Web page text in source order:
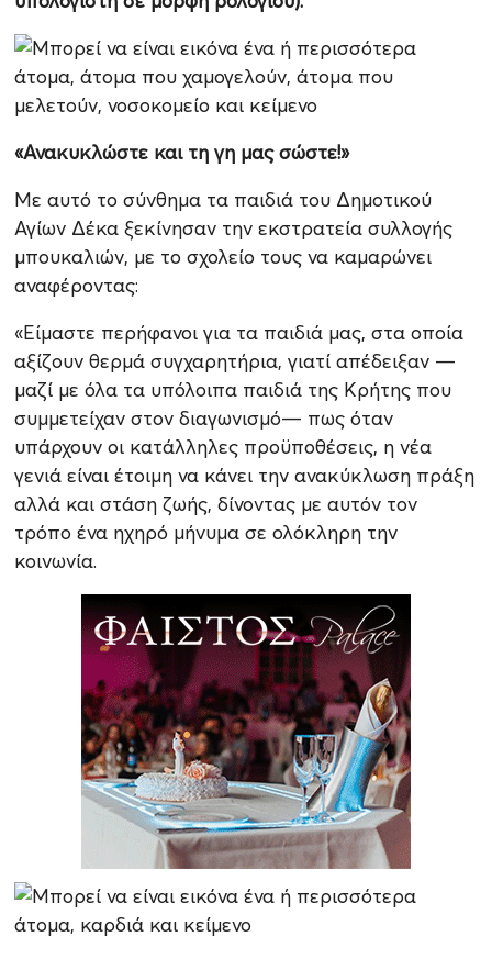
«Ανακυκλώστε και τη γη μας σώστε!»
Με αυτό το σύνθημα τα παιδιά του Δημοτικού
Αγίων Δέκα ξεκίνησαν την εκστρατεία συλλογής
μπουκαλιών, με το σχολείο τους να καμαρώνει
αναφέροντας:
«Είμαστε περήφανοι για τα παιδιά μας, στα οποία
αξίζουν θερμά συγχαρητήρια, γιατί απέδειξαν —
μαζί με όλα τα υπόλοιπα παιδιά της Κρήτης που
συμμετείχαν στον διαγωνισμό— πως όταν
υπάρχουν οι κατάλληλες προϋποθέσεις, η νέα
γενιά είναι έτοιμη να κάνει την ανακύκλωση πράξη
αλλά και στάση ζωής, δίνοντας με αυτόν τον
τρόπο ένα ηχηρό μήνυμα σε ολόκληρη την
κοινωνία.